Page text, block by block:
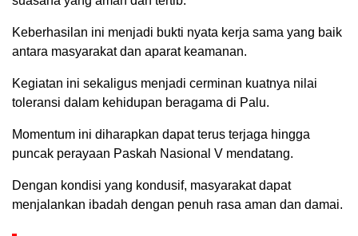
Keberhasilan ini menjadi bukti nyata kerja sama yang baik
antara masyarakat dan aparat keamanan.
Kegiatan ini sekaligus menjadi cerminan kuatnya nilai
toleransi dalam kehidupan beragama di Palu.
Momentum ini diharapkan dapat terus terjaga hingga
puncak perayaan Paskah Nasional V mendatang.
Dengan kondisi yang kondusif, masyarakat dapat
menjalankan ibadah dengan penuh rasa aman dan damai.